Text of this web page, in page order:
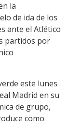
la
de ida de los
ante el Atlético
partidos por
este lunes
Madrid en su
de grupo,
como